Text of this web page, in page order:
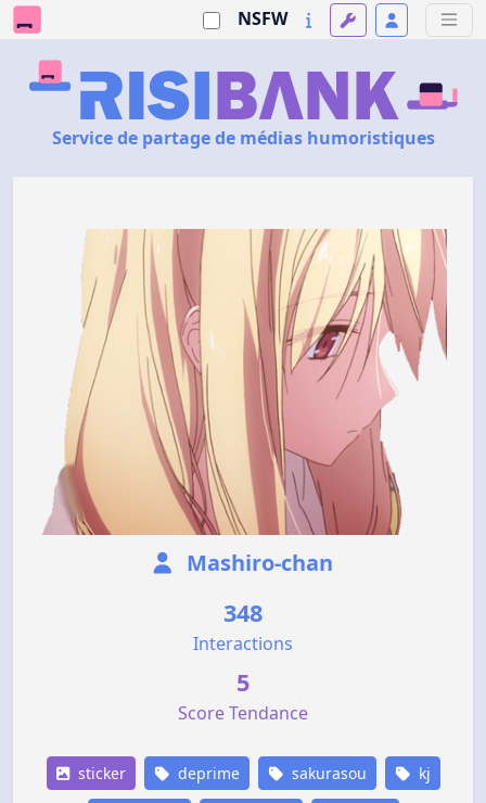
NSFW
Service de partage de médias humoristiques
Mashiro-chan
348
Interactions
5
Score Tendance
sticker deprime sakurasou kj